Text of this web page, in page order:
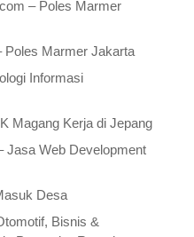
– Poles Marmer
Poles Marmer Jakarta
Informasi
Magang Kerja di Jepang
Jasa Web Development
Desa
Bisnis &